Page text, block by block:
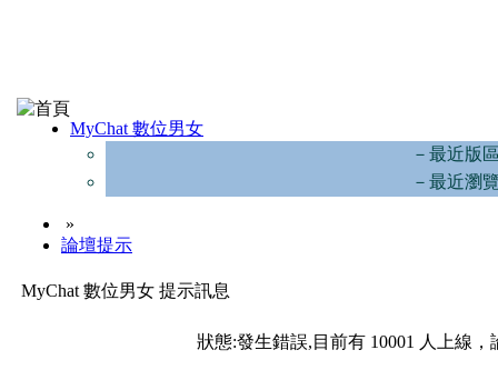
MyChat 數位男女
－最近版
－最近瀏
»
論壇提示
MyChat 數位男女 提示訊息
狀態:發生錯誤,目前有 10001 人上線